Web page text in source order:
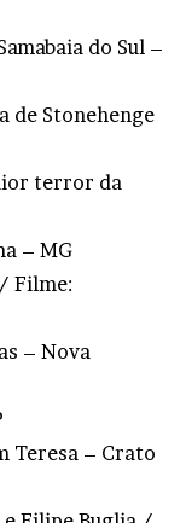
do Sul –
de Stonehenge
terror da
– MG
Filme:
– Nova
Teresa – Crato